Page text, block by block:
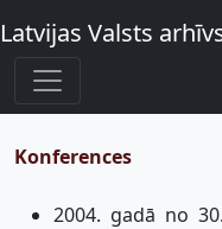
Latvijas Valsts
Konferences
2004. gadā no